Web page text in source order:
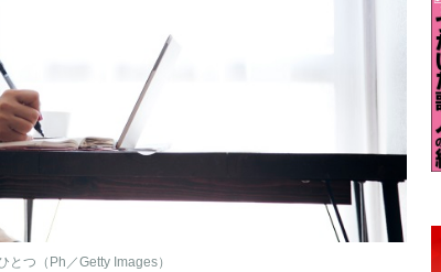
つ（Ph／Getty Images）